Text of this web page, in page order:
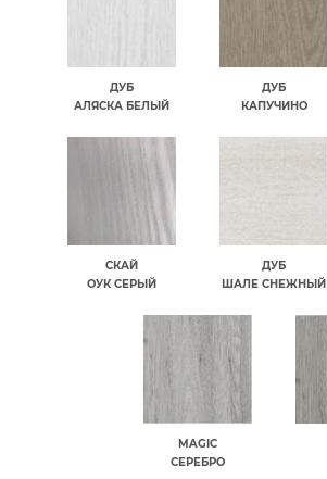
ДУБ
АЛЯСКА БЕЛЫЙ
ДУБ
КАПУЧИНО
СКАЙ
ОУК СЕРЫЙ
ДУБ
ШАЛЕ СНЕЖНЫЙ
MAGIC
СЕРЕБРО